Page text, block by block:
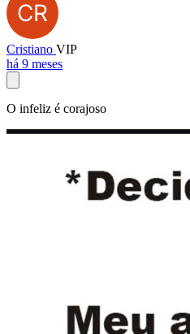
Cristiano VIP
há 9 meses
O infeliz é corajoso